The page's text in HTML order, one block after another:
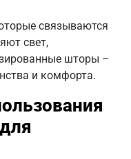
связываются
свет,
шторы –
и комфорта.